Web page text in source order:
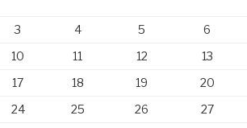
3
4 5 6
10
11 12 13
17
18 19 20
24
25 26 27